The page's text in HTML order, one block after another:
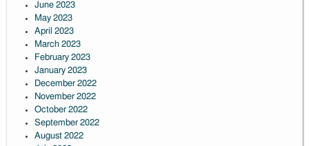
June 2023
May 2023
April 2023
March 2023
February 2023
January 2023
December 2022
November 2022
October 2022
September 2022
August 2022